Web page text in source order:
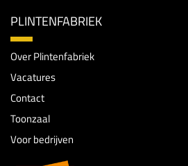
PLINTENFABRIEK
Over Plintenfabriek
Vacatures
Contact
Toonzaal
Voor bedrijven